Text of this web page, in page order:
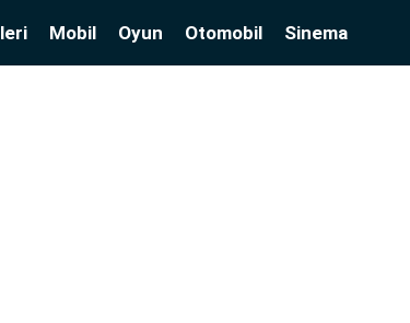
Mobil Oyun Otomobil Sinema